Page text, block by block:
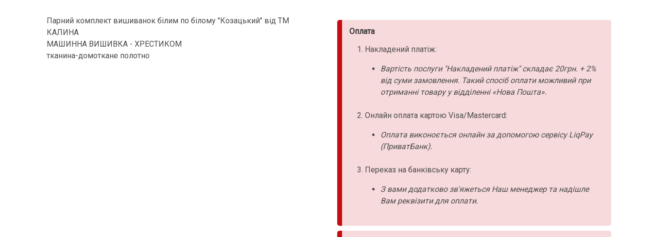
Парний комплект вишиванок білим по білому "Козацький" від ТМ
КАЛИНА
МАШИННА ВИШИВКА - ХРЕСТИКОМ
тканина-домоткане полотно
Оплата
Накладений платіж:
Вартість послуги "Накладений платіж" складає 20грн. + 2%
від суми замовлення. Такий спосіб оплати можливий при
отриманні товару у відділенні «Нова Пошта».
Онлайн оплата картою Visa/Mastercard:
Оплата виконоється онлайн за допомогою сервісу LiqPay
(ПриватБанк).
Переказ на банківську карту:
З вами додатково зв'яжеться Наш менеджер та надішле
Вам реквізити для оплати.